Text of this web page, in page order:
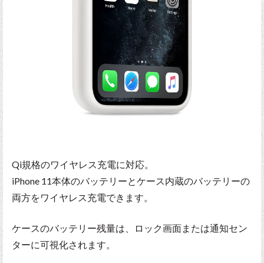
Qi規格のワイヤレス充電に対応。
iPhone 11本体のバッテリーとケース内蔵のバッテリーの
両方をワイヤレス充電できます。
ケースのバッテリー残量は、ロック画面または通知セン
ターに可視化されます。